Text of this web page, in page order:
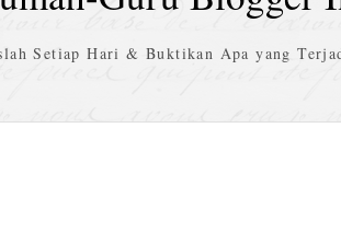
Setiap Hari & Buktikan Apa yang